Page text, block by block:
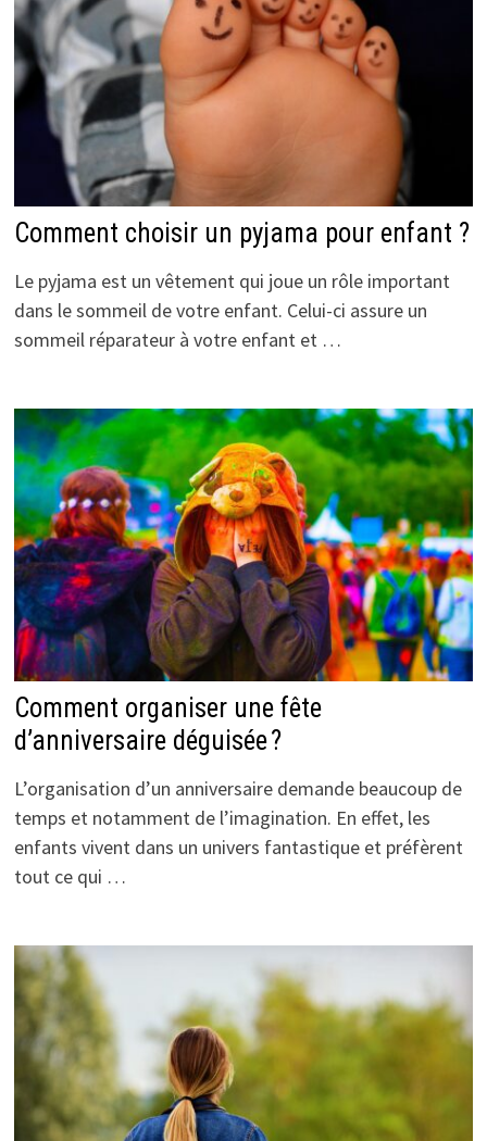
Comment choisir un pyjama pour enfant ?
Le pyjama est un vêtement qui joue un rôle important
dans le sommeil de votre enfant. Celui-ci assure un
sommeil réparateur à votre enfant et …
Comment organiser une fête
d’anniversaire déguisée ?
L’organisation d’un anniversaire demande beaucoup de
temps et notamment de l’imagination. En effet, les
enfants vivent dans un univers fantastique et préfèrent
tout ce qui …